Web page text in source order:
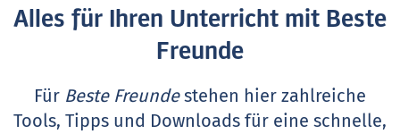
Alles für Ihren Unterricht mit Beste
Freunde
Für Beste Freundestehen hier zahlreiche
Tools, Tipps und Downloads für eine schnelle,